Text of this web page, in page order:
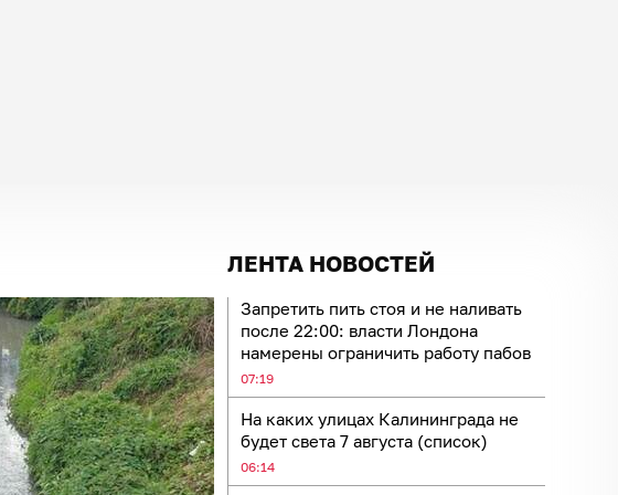
ЛЕНТА НОВОСТЕЙ
Запретить пить стоя и не наливать
после 22:00: власти Лондона
намерены ограничить работу пабов
07:19
На каких улицах Калининграда не
будет света 7 августа (список)
06:14